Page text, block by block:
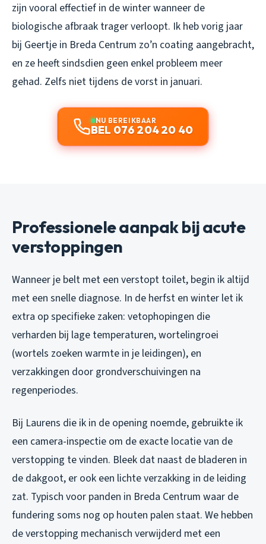
zijn vooral effectief in de winter wanneer de
biologische afbraak trager verloopt. Ik heb vorig jaar
bij Geertje in Breda Centrum zo’n coating aangebracht,
en ze heeft sindsdien geen enkel probleem meer
gehad. Zelfs niet tijdens de vorst in januari.
NU BEREIKBAAR
BEL 076 204 20 40
Professionele aanpak bij acute
verstoppingen
Wanneer je belt met een verstopt toilet, begin ik altijd
met een snelle diagnose. In de herfst en winter let ik
extra op specifieke zaken: vetophopingen die
verharden bij lage temperaturen, wortelingroei
(wortels zoeken warmte in je leidingen), en
verzakkingen door grondverschuivingen na
regenperiodes.
Bij Laurens die ik in de opening noemde, gebruikte ik
een camera-inspectie om de exacte locatie van de
verstopping te vinden. Bleek dat naast de bladeren in
de dakgoot, er ook een lichte verzakking in de leiding
zat. Typisch voor panden in Breda Centrum waar de
fundering soms nog op houten palen staat. We hebben
de verstopping mechanisch verwijderd met een